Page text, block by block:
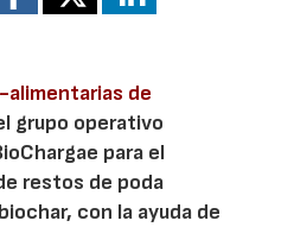
alimentarias de
grupo operativo
para el
restos de poda
con la ayuda de